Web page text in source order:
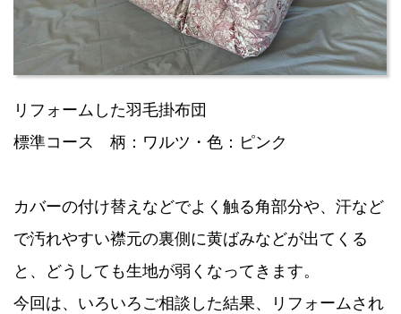
リフォームした羽毛掛布団
標準コース 柄：ワルツ・色：ピンク
カバーの付け替えなどでよく触る角部分や、汗など
で汚れやすい襟元の裏側に黄ばみなどが出てくる
と、どうしても生地が弱くなってきます。
今回は、いろいろご相談した結果、リフォームされ